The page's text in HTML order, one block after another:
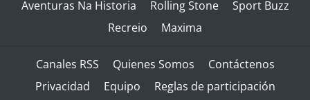
Aventuras Na Historia
Rolling Stone
Sport Buzz
Recreio
Maxima
Canales RSS Quienes Somos
Contáctenos
Privacidad
Equipo
Reglas de participación